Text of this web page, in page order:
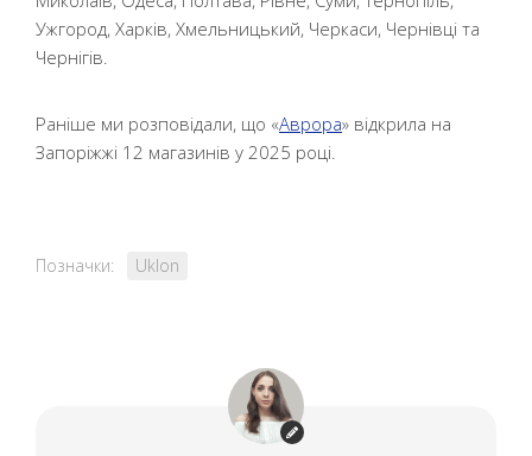
Ужгород, Харків, Хмельницький, Черкаси, Чернівці та
Чернігів.
Раніше ми розповідали, що «Аврора» відкрила на
Запоріжжі 12 магазинів у 2025 році.
Позначки: Uklon